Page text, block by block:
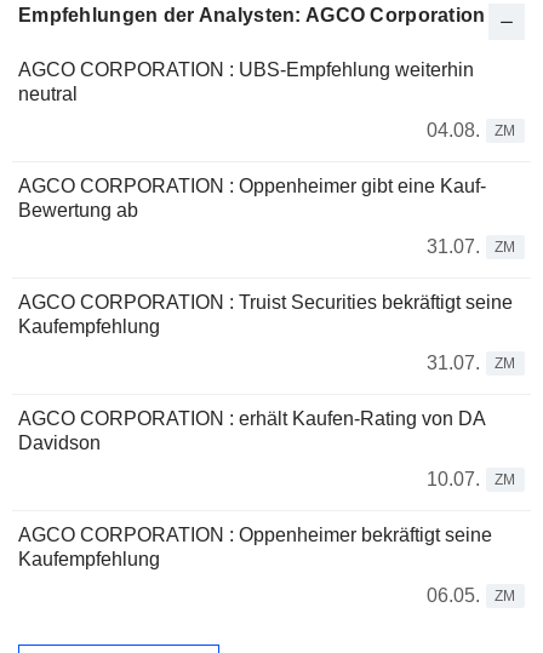
Empfehlungen der Analysten: AGCO Corporation
AGCO CORPORATION : UBS-Empfehlung weiterhin
neutral
04.08.
ZM
AGCO CORPORATION : Oppenheimer gibt eine Kauf-
Bewertung ab
31.07.
ZM
AGCO CORPORATION : Truist Securities bekräftigt seine
Kaufempfehlung
31.07.
ZM
AGCO CORPORATION : erhält Kaufen-Rating von DA
Davidson
10.07.
ZM
AGCO CORPORATION : Oppenheimer bekräftigt seine
Kaufempfehlung
06.05.
ZM